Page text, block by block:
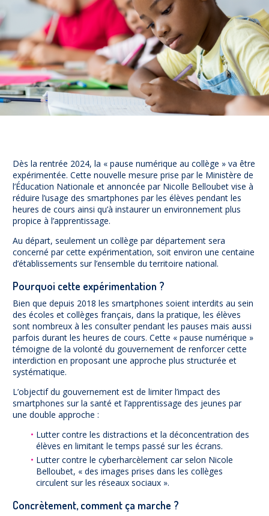
NUAJE : NUmérique et Appropriation par la Jeunesse
Parents Sentinelles des écrans
Pari Risqué : Prévenir l’addiction aux jeux d’argent en
ligne
Contact
Newsletter
Dès la rentrée 2024, la « pause numérique au collège » va être
expérimentée. Cette nouvelle mesure prise par le Ministère de
l’Éducation Nationale et annoncée par Nicolle Belloubet vise à
réduire l’usage des smartphones par les élèves pendant les
heures de cours ainsi qu’à instaurer un environnement plus
propice à l’apprentissage.
Au départ, seulement un collège par département sera
concerné par cette expérimentation, soit environ une centaine
d’établissements sur l’ensemble du territoire national.
Pourquoi cette expérimentation ?
Bien que depuis 2018 les smartphones soient interdits au sein
des écoles et collèges français, dans la pratique, les élèves
sont nombreux à les consulter pendant les pauses mais aussi
parfois durant les heures de cours. Cette « pause numérique »
témoigne de la volonté du gouvernement de renforcer cette
interdiction en proposant une approche plus structurée et
systématique.
L’objectif du gouvernement est de limiter l’impact des
smartphones sur la santé et l’apprentissage des jeunes par
une double approche :
Lutter contre les distractions et la déconcentration des
élèves en limitant le temps passé sur les écrans.
Lutter contre le cyberharcèlement car selon Nicole
Belloubet, « des images prises dans les collèges
circulent sur les réseaux sociaux ».
Concrètement, comment ça marche ?